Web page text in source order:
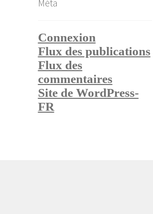
Méta
Connexion
Flux des publications
Flux des
commentaires
Site de WordPress-
FR